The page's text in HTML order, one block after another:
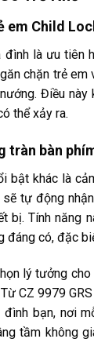
em Child
là ưu tiên
chặn trẻ
Điều
thể xảy ra.
tràn bàn
bật khác là
tự động
bị. Tính năng
có, đặc
lý tưởng
CZ 9979
bạn, nơi
tầm không